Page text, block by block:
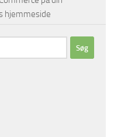
hjemmeside